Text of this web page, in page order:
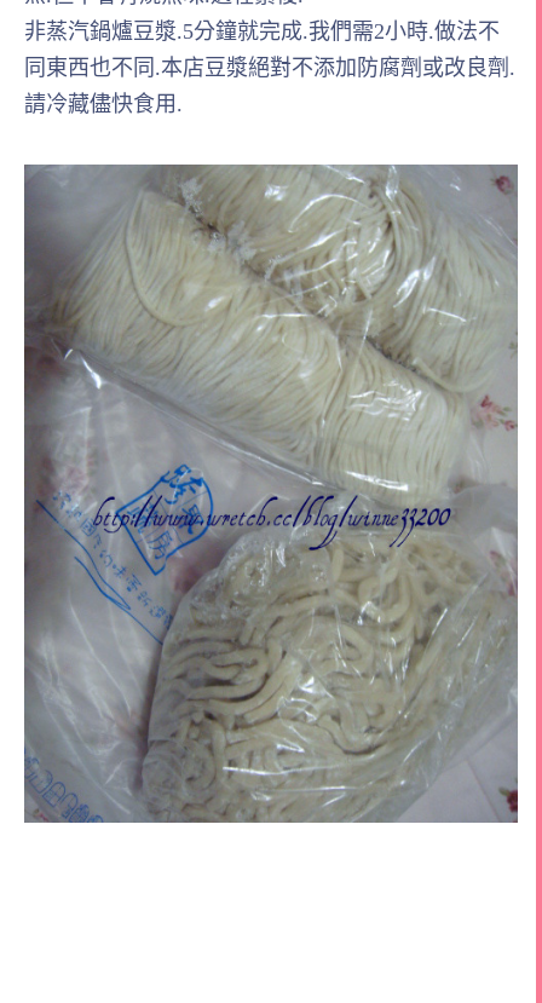
非蒸汽鍋爐豆漿.5分鐘就完成.我們需2小時.做法不
同東西也不同.本店豆漿絕對不添加防腐劑或改良劑.
請冷藏儘快食用.